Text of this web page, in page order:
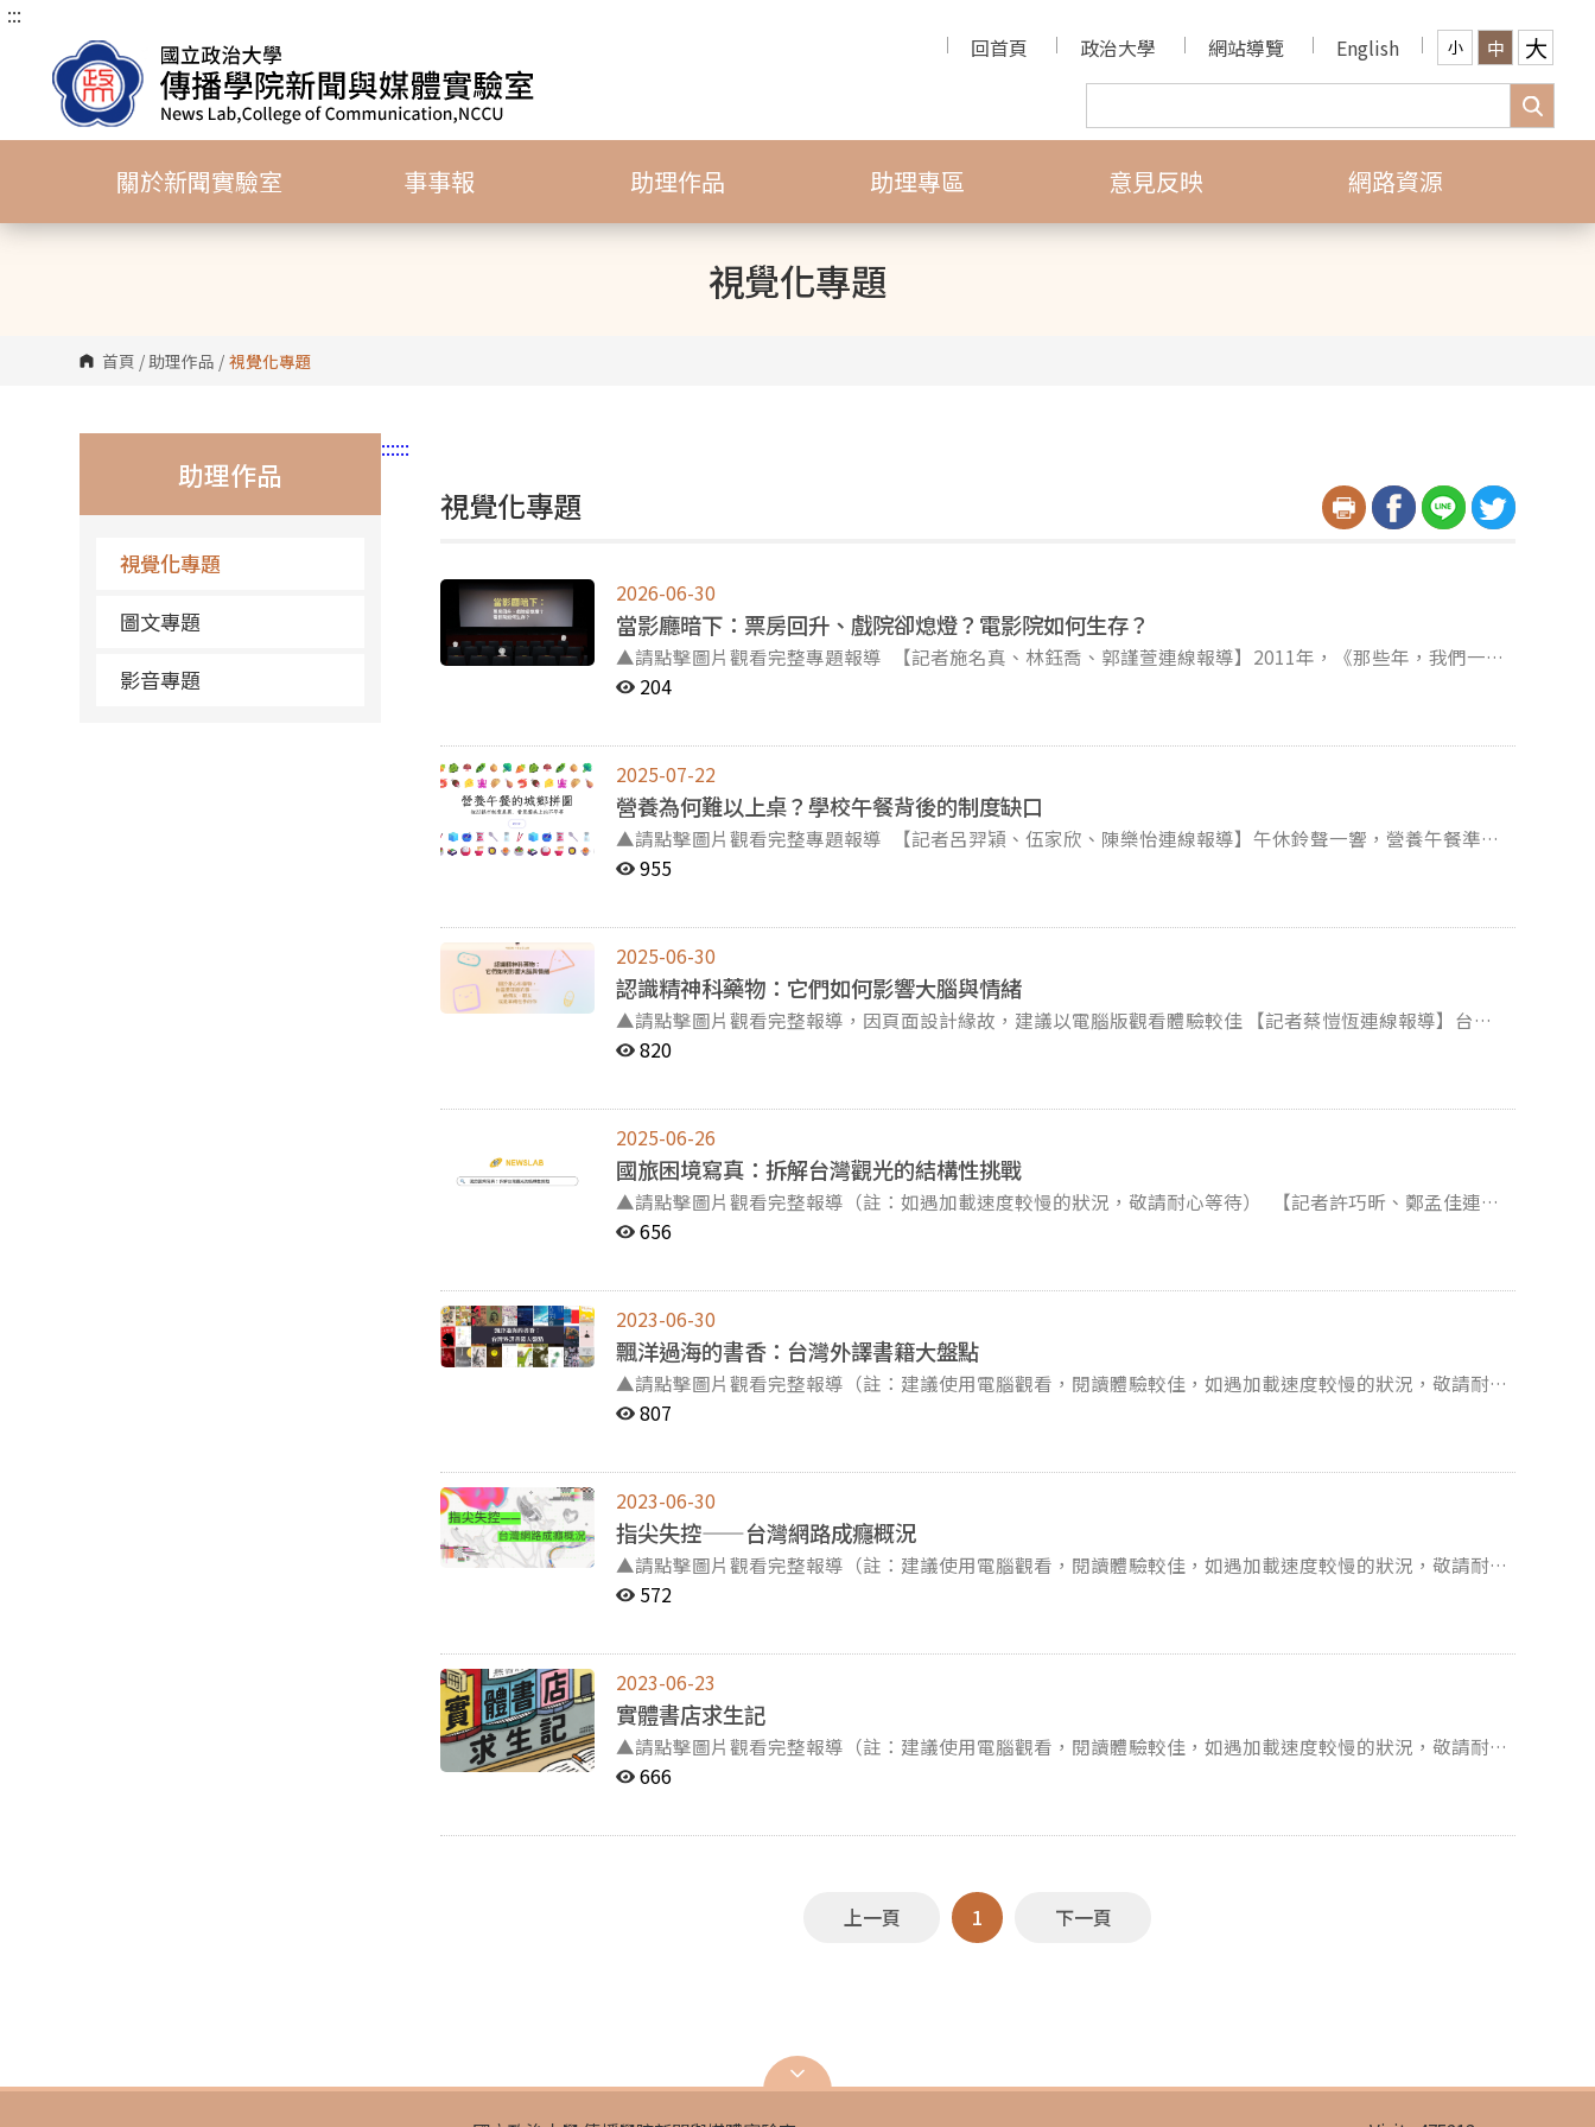
跳
內
塊
:::
回首頁
政治大學 網站導覽 English 小 中 大
關於新聞實驗室 事事報 助理作品 助理專區 意見反映 網路資源
視覺化專題
首頁 /助理作品 / 視覺化專題
:::
助理作品
視覺化專題
圖文專題
影音專題
:::
視覺化專題
2026-06-30
當影廳暗下：票房回升、戲院卻熄燈？電影院如何生存？
▲請點擊圖片觀看完整專題報導 【記者施名真、林鈺喬、郭謹萱連線報導】2011年，《那些年，我們一起
追的女孩》上映短短十天票房突破新台幣兩億元，活絡了國內影業。由於該片大多取景導演九把刀的家鄉彰
204
2025-07-22
營養為何難以上桌？學校午餐背後的制度缺口
▲請點擊圖片觀看完整專題報導 【記者呂羿穎、伍家欣、陳樂怡連線報導】午休鈴聲一響，營養午餐準時
端上孩子的餐桌，但背後牽動的是一條坎坷的政策鏈。 台灣至今仍缺乏統一的《學校午餐專法》，導致各
955
2025-06-30
認識精神科藥物：它們如何影響大腦與情緒
▲請點擊圖片觀看完整報導，因頁面設計緣故，建議以電腦版觀看體驗較佳 【記者蔡愷恆連線報導】台灣
一年服用了2億顆身心科藥物。從疫情開始，台灣的身心科藥物用量逐漸攀升，失眠、當代生活壓力大等，
820
2025-06-26
國旅困境寫真：拆解台灣觀光的結構性挑戰
▲請點擊圖片觀看完整報導（註：如遇加載速度較慢的狀況，敬請耐心等待） 【記者許巧昕、鄭孟佳連線
報導】「又貴又難玩」？「出國比較划算」？你也曾經這麼看待台灣國內旅遊嗎？ 在媒體和輿論的質疑聲
656
2023-06-30
飄洋過海的書香：台灣外譯書籍大盤點
▲請點擊圖片觀看完整報導（註：建議使用電腦觀看，閱讀體驗較佳，如遇加載速度較慢的狀況，敬請耐心
等待） 【記者李昀璇、單柏涵、李貽安、陳明瑄綜合報導】在台灣書市中，外文書籍中譯本隨處可見。但
究竟吧！
807
2023-06-30
指尖失控——台灣網路成癮概況
▲請點擊圖片觀看完整報導（註：建議使用電腦觀看，閱讀體驗較佳，如遇加載速度較慢的狀況，敬請耐心
等待） 【記者李佳芸、吳昱霆、林雨翾、顏沛晨綜合報導】你知道嗎？台灣人均每日的網路使用時間高達
572
2023-06-23
實體書店求生記
▲請點擊圖片觀看完整報導（註：建議使用電腦觀看，閱讀體驗較佳，如遇加載速度較慢的狀況，敬請耐心
等待） 【記者王彥、林婕宇、梁家柔、黃欣湄綜合報導】隨著時代與科技的進步，人們閱讀習慣改變，從
666
上一頁 1 下一頁